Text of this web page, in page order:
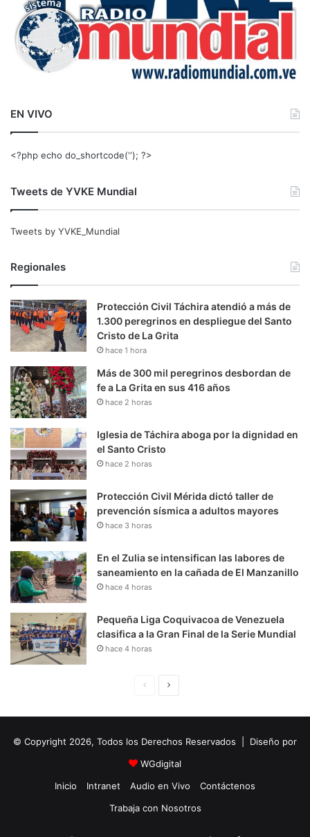
EN VIVO
<?php echo do_shortcode(‘‘); ?>
Tweets de YVKE Mundial
Tweets by YVKE_Mundial
Regionales
Protección Civil Táchira atendió a más de
1.300 peregrinos en despliegue del Santo
Cristo de La Grita
hace 1 hora
Más de 300 mil peregrinos desbordan de
fe a La Grita en sus 416 años
hace 2 horas
Iglesia de Táchira aboga por la dignidad en
el Santo Cristo
hace 2 horas
Protección Civil Mérida dictó taller de
prevención sísmica a adultos mayores
hace 3 horas
En el Zulia se intensifican las labores de
saneamiento en la cañada de El Manzanillo
hace 4 horas
Pequeña Liga Coquivacoa de Venezuela
clasifica a la Gran Final de la Serie Mundial
hace 4 horas
i
n
a
u
i
e
© Copyright 2026, Todos los Derechos Reservados | Diseño por
WGdigital
Inicio
Intranet Audio en Vivo
Contáctenos
Trabaja con Nosotros